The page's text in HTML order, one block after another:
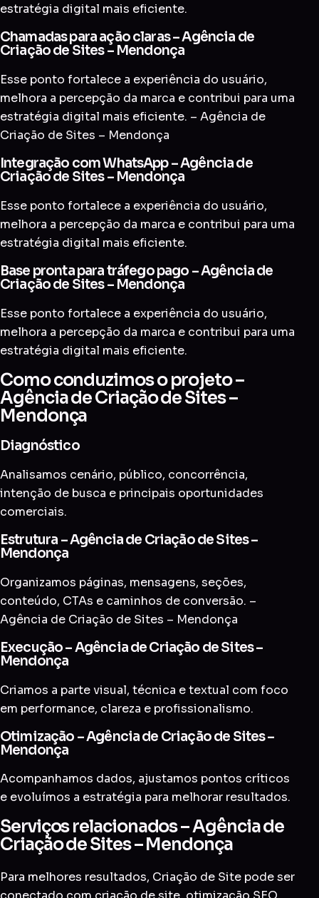
estratégia digital mais eficiente.
Chamadas para ação claras – Agência de
Criação de Sites – Mendonça
Esse ponto fortalece a experiência do usuário,
melhora a percepção da marca e contribui para uma
estratégia digital mais eficiente. – Agência de
Criação de Sites – Mendonça
Integração com WhatsApp – Agência de
Criação de Sites – Mendonça
Esse ponto fortalece a experiência do usuário,
melhora a percepção da marca e contribui para uma
estratégia digital mais eficiente.
Base pronta para tráfego pago – Agência de
Criação de Sites – Mendonça
Esse ponto fortalece a experiência do usuário,
melhora a percepção da marca e contribui para uma
estratégia digital mais eficiente.
Como conduzimos o projeto –
Agência de Criação de Sites –
Mendonça
Diagnóstico
Analisamos cenário, público, concorrência,
intenção de busca e principais oportunidades
comerciais.
Estrutura – Agência de Criação de Sites –
Mendonça
Organizamos páginas, mensagens, seções,
conteúdo, CTAs e caminhos de conversão. –
Agência de Criação de Sites – Mendonça
Execução – Agência de Criação de Sites –
Mendonça
Criamos a parte visual, técnica e textual com foco
em performance, clareza e profissionalismo.
Otimização – Agência de Criação de Sites –
Mendonça
Acompanhamos dados, ajustamos pontos críticos
e evoluímos a estratégia para melhorar resultados.
Serviços relacionados – Agência de
Criação de Sites – Mendonça
Para melhores resultados, Criação de Site pode ser